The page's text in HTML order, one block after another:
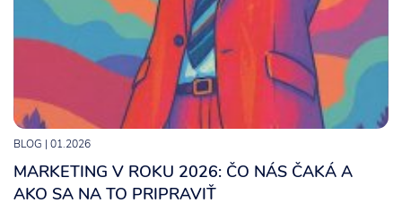
BLOG | 01.2026
MARKETING V ROKU 2026: ČO NÁS ČAKÁ A
AKO SA NA TO PRIPRAVIŤ